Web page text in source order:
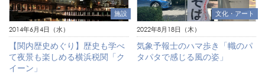
施設
2014年6月4日（水）
【関内歴史めぐり】歴史も学べ
て夜景も楽しめる横浜税関「ク
イーン」
文化・アート
2022年8月18日（木）
気象予報士のハマ歩き「幟のパ
タパタで感じる風の姿」